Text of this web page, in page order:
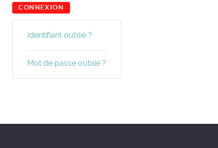
CONNEXION
Identifiant oublié ?
Mot de passe oublié ?